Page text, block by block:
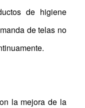
de higiene
de telas no
la mejora de la